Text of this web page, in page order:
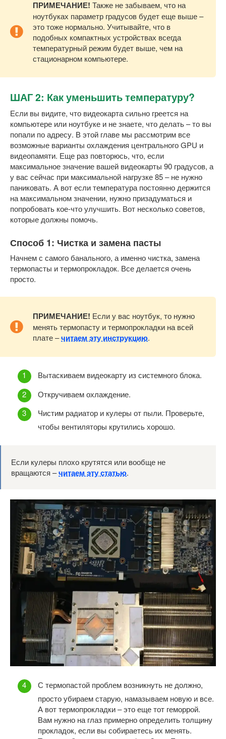
ПРИМЕЧАНИЕ! Также не забываем, что на
ноутбуках параметр градусов будет еще выше –
это тоже нормально. Учитывайте, что в
подобных компактных устройствах всегда
температурный режим будет выше, чем на
стационарном компьютере.
ШАГ 2: Как уменьшить температуру?
Если вы видите, что видеокарта сильно греется на
компьютере или ноутбуке и не знаете, что делать – то вы
попали по адресу. В этой главе мы рассмотрим все
возможные варианты охлаждения центрального GPU и
видеопамяти. Еще раз повторюсь, что, если
максимальное значение вашей видеокарты 90 градусов, а
у вас сейчас при максимальной нагрузке 85 – не нужно
паниковать. А вот если температура постоянно держится
на максимальном значении, нужно призадуматься и
попробовать кое-что улучшить. Вот несколько советов,
которые должны помочь.
Способ 1: Чистка и замена пасты
Начнем с самого банального, а именно чистка, замена
термопасты и термопрокладок. Все делается очень
просто.
ПРИМЕЧАНИЕ! Если у вас ноутбук, то нужно
менять термопасту и термопрокладки на всей
плате –читаем эту инструкцию.
Вытаскиваем видеокарту из системного блока.
Откручиваем охлаждение.
Чистим радиатор и кулеры от пыли. Проверьте,
чтобы вентиляторы крутились хорошо.
Если кулеры плохо крутятся или вообще не
вращаются –читаем эту статью.
С термопастой проблем возникнуть не должно,
просто убираем старую, намазываем новую и все.
А вот термопрокладки – это еще тот геморрой.
Вам нужно на глаз примерно определить толщину
прокладок, если вы собираетесь их менять.